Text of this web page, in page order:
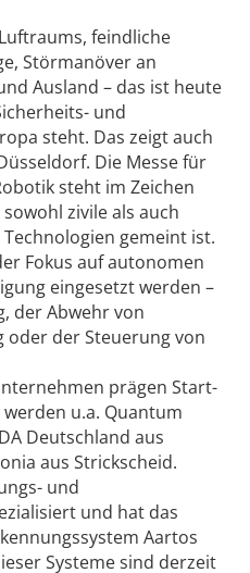
feindliche
Störmanöver an
Ausland – das ist heute
und
steht. Das zeigt auch
Die Messe für
steht im Zeichen
zivile als auch
gemeint ist.
Fokus auf autonomen
eingesetzt werden –
der Abwehr von
oder der Steuerung von
prägen Start-
u.a. Quantum
Deutschland aus
aus Strickscheid.
und
und hat das
Aartos
Systeme sind derzeit